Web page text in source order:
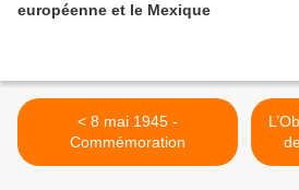
européenne et le Mexique
< 8 mai 1945 -
Commémoration